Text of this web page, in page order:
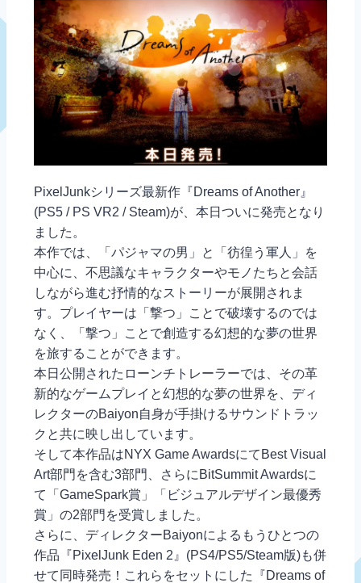
PixelJunkシリーズ最新作『Dreams of Another』
(PS5 / PS VR2 / Steam)が、本日ついに発売となり
ました。
本作では、「パジャマの男」と「彷徨う軍人」を
中心に、不思議なキャラクターやモノたちと会話
しながら進む抒情的なストーリーが展開されま
す。プレイヤーは「撃つ」ことで破壊するのでは
なく、「撃つ」ことで創造する幻想的な夢の世界
を旅することができます。
本日公開されたローンチトレーラーでは、その革
新的なゲームプレイと幻想的な夢の世界を、ディ
レクターのBaiyon自身が手掛けるサウンドトラッ
クと共に映し出しています。
そして本作品はNYX Game AwardsにてBest Visual
Art部門を含む3部門、さらにBitSummit Awardsに
て「GameSpark賞」「ビジュアルデザイン最優秀
賞」の2部門を受賞しました。
さらに、ディレクターBaiyonによるもうひとつの
作品『PixelJunk Eden 2』(PS4/PS5/Steam版)も併
せて同時発売！これらをセットにした『Dreams of